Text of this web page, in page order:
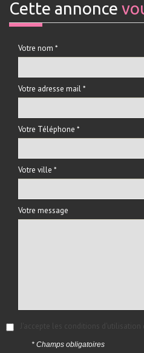
cette annonce
Votre nom *
Votre adresse mail *
Votre Téléphone *
Votre ville *
Votre message
* Champs obligatoires